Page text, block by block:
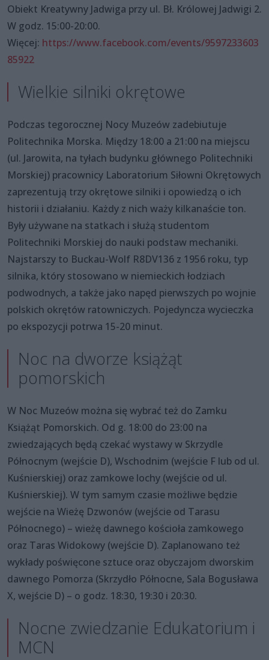
Obiekt Kreatywny Jadwiga przy ul. Bł. Królowej Jadwigi 2.
W godz. 15:00-20:00.
Więcej: https://www.facebook.com/events/9597233603
85922
Wielkie silniki okrętowe
Podczas tegorocznej Nocy Muzeów zadebiutuje
Politechnika Morska. Między 18:00 a 21:00 na miejscu
(ul. Jarowita, na tyłach budynku głównego Politechniki
Morskiej) pracownicy Laboratorium Siłowni Okrętowych
zaprezentują trzy okrętowe silniki i opowiedzą o ich
historii i działaniu. Każdy z nich waży kilkanaście ton.
Były używane na statkach i służą studentom
Politechniki Morskiej do nauki podstaw mechaniki.
Najstarszy to Buckau-Wolf R8DV136 z 1956 roku, typ
silnika, który stosowano w niemieckich łodziach
podwodnych, a także jako napęd pierwszych po wojnie
polskich okrętów ratowniczych. Pojedyncza wycieczka
po ekspozycji potrwa 15-20 minut.
Noc na dworze książąt
pomorskich
W Noc Muzeów można się wybrać też do Zamku
Książąt Pomorskich. Od g. 18:00 do 23:00 na
zwiedzających będą czekać wystawy w Skrzydle
Północnym (wejście D), Wschodnim (wejście F lub od ul.
Kuśnierskiej) oraz zamkowe lochy (wejście od ul.
Kuśnierskiej). W tym samym czasie możliwe będzie
wejście na Wieżę Dzwonów (wejście od Tarasu
Północnego) – wieżę dawnego kościoła zamkowego
oraz Taras Widokowy (wejście D). Zaplanowano też
wykłady poświęcone sztuce oraz obyczajom dworskim
dawnego Pomorza (Skrzydło Północne, Sala Bogusława
X, wejście D) – o godz. 18:30, 19:30 i 20:30.
Nocne zwiedzanie Edukatorium i
MCN